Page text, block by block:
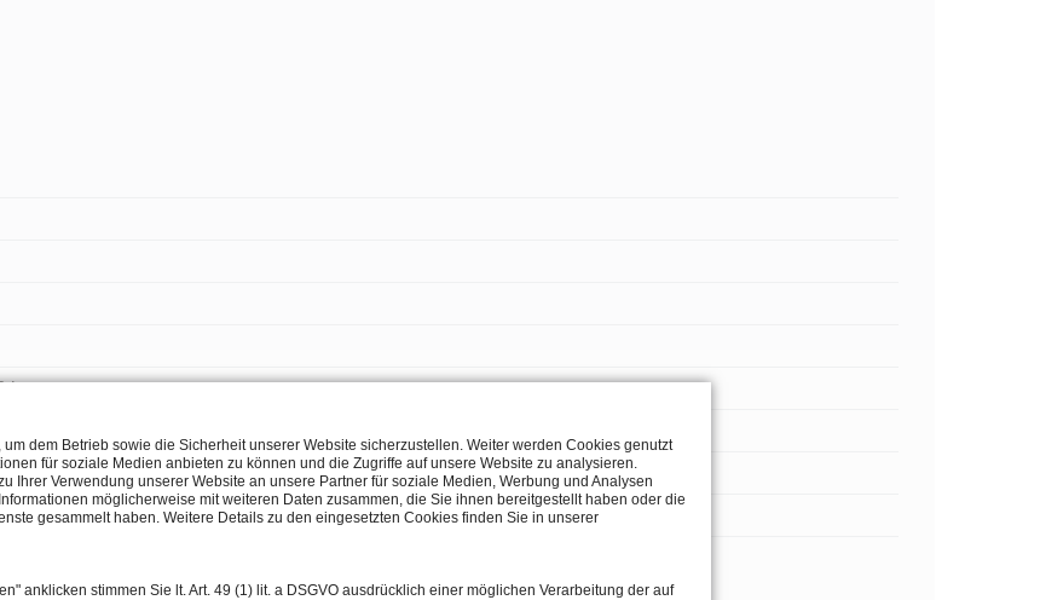
kg
dem Betrieb sowie die Sicherheit unserer Website sicherzustellen. Weiter werden Cookies genutzt
für soziale Medien anbieten zu können und die Zugriffe auf unsere Website zu analysieren.
Ihrer Verwendung unserer Website an unsere Partner für soziale Medien, Werbung und Analysen
möglicherweise mit weiteren Daten zusammen, die Sie ihnen bereitgestellt haben oder die
gesammelt haben. Weitere Details zu den eingesetzten Cookies finden Sie in unserer
anklicken stimmen Sie lt. Art. 49 (1) lit. a DSGVO ausdrücklich einer möglichen Verarbeitung der auf